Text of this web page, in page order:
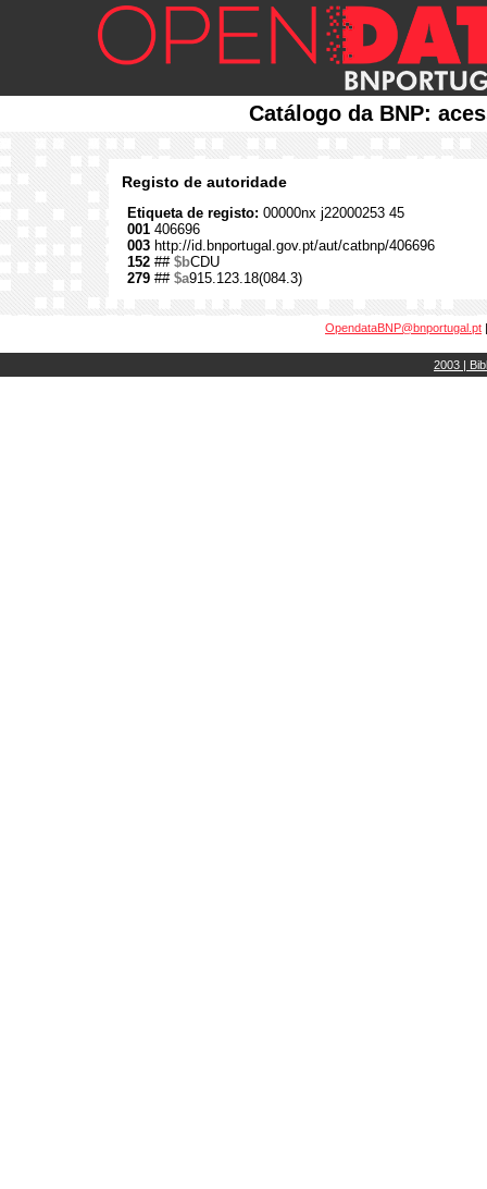
Catálogo da BNP:
Registo de autoridade
Etiqueta de registo: 00000nx j22000253 45
001 406696
003 http://id.bnportugal.gov.pt/aut/catbnp/406696
152 ## $bCDU
279 ## $a915.123.18(084.3)
OpendataBNP@bnportugal.pt
2003 |